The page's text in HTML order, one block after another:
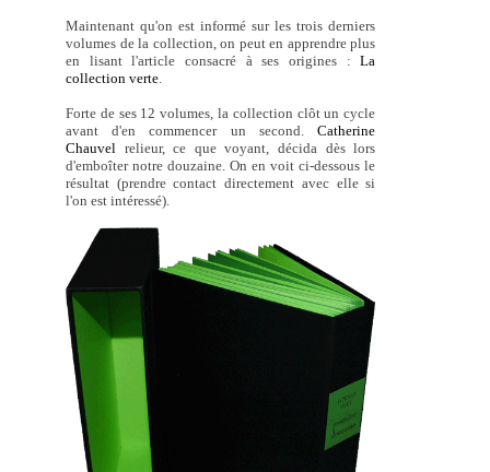
Maintenant qu'on est informé sur les trois derniers
volumes de la collection, on peut en apprendre plus
en lisant l'article consacré à ses origines :La
collection verte.
Forte de ses 12 volumes, la collection clôt un cycle
avant d'en commencer un second.Catherine
Chauvel relieur, ce que voyant, décida dès lors
d'emboîter notre douzaine. On en voit ci-dessous le
résultat (prendre contact directement avec elle si
l'on est intéressé).